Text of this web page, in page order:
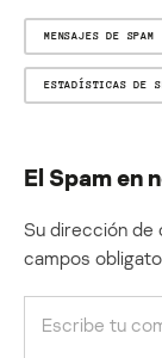
MENSAJES DE SPAM
ESTADÍSTICAS DE
El Spam en
Su dirección de
campos